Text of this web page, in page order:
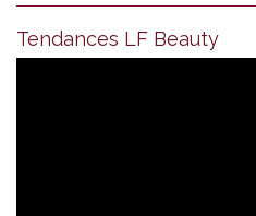
Tendances LF Beauty